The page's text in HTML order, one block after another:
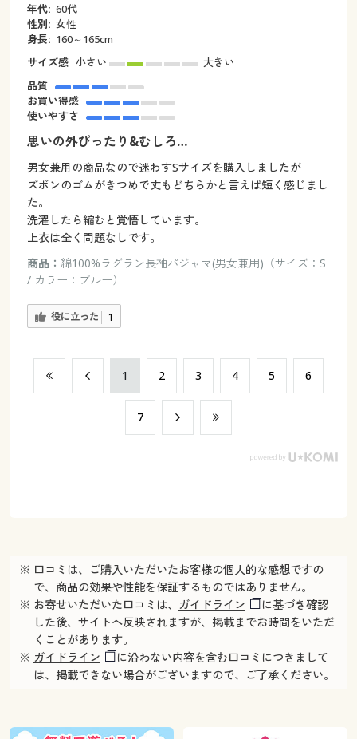
年代: 60代
性別: 女性
身長: 160～165cm
サイズ感 小さい
大きい
品質
お買い得感
使いやすさ
思いの外ぴったり&むしろ…
男女兼用の商品なので迷わすSサイズを購入しましたが
ズボンのゴムがきつめで丈もどちらかと言えば短く感じまし
た。
洗濯したら縮むと覚悟しています。
上衣は全く問題なしです。
商品： 綿100%ラグラン長袖パジャマ(男女兼用)（サイズ：S
/ カラー：ブルー）
役に立った 1
​1 ​2 ​3 ​4 ​5 ​6
​7
※ 口コミは、ご購入いただいたお客様の個人的な感想ですの
で、商品の効果や性能を保証するものではありません。
※ お寄せいただいた口コミは、 ガイドライン
に基づき確認
した後、サイトへ反映されますが、掲載までお時間をいただ
くことがあります。
※ ガイドライン
に沿わない内容を含む口コミにつきまして
は、掲載できない場合がございますので、ご了承ください。